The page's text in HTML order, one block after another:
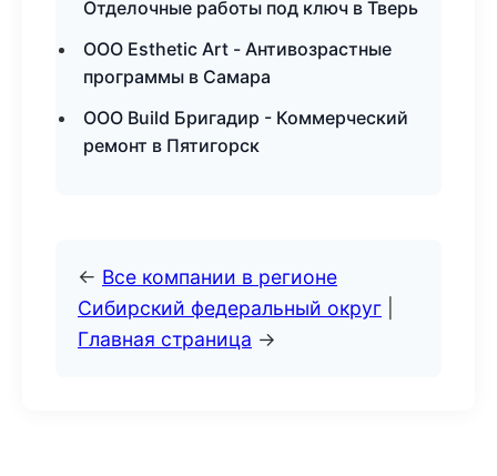
Отделочные работы под ключ в Тверь
ООО Esthetic Art - Антивозрастные
программы в Самара
ООО Build Бригадир - Коммерческий
ремонт в Пятигорск
← Все компании в регионе
Сибирский федеральный округ
Главная страница →